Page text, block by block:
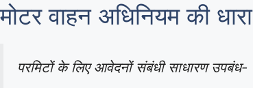
मोटर वाहन अधिनियम की
परमिटों के लिए आवेदनों संबंधी साधारण उपबंध-